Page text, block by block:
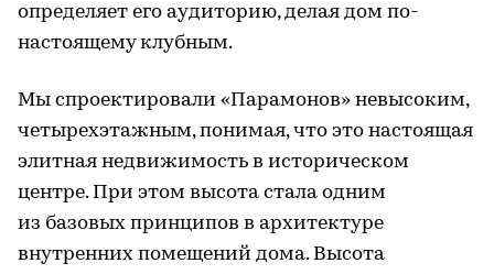
определяет его аудиторию, делая дом по-
настоящему клубным.
Мы спроектировали «Парамонов» невысоким,
четырехэтажным, понимая, что это настоящая
элитная недвижимость в историческом
центре. При этом высота стала одним
из базовых принципов в архитектуре
внутренних помещений дома. Высота